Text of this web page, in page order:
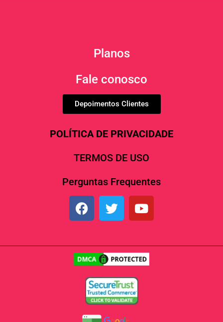
Planos
Fale conosco
Depoimentos Clientes
POLÍTICA DE PRIVACIDADE
TERMOS DE USO
Perguntas Frequentes